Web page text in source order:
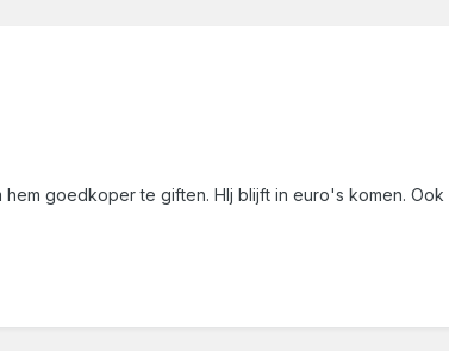
goedkoper te giften. HIj blijft in euro's komen.